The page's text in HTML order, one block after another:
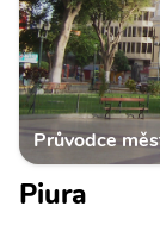
Průvodce
Piura